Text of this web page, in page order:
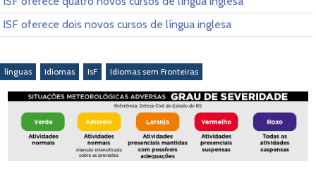
ISF oferece dois novos cursos de língua inglesa
línguas idiomas IsF Idiomas sem Fronteiras